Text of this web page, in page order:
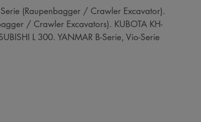
Serie (Raupenbagger / Crawler Excavator).
/ Crawler Excavators). KUBOTA KH-
L 300. YANMAR B-Serie, Vio-Serie